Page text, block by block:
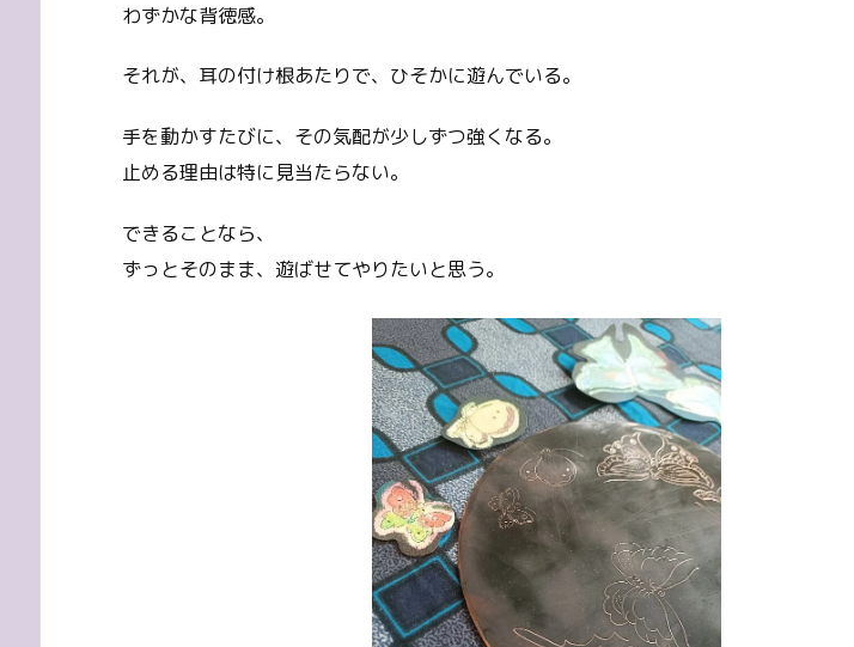
わずかな背徳感。
それが、耳の付け根あたりで、ひそかに遊んでいる。
手を動かすたびに、その気配が少しずつ強くなる。
止める理由は特に見当たらない。
できることなら、
ずっとそのまま、遊ばせてやりたいと思う。